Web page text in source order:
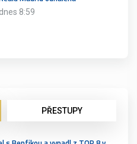
dnes 8:59
PŘESTUPY